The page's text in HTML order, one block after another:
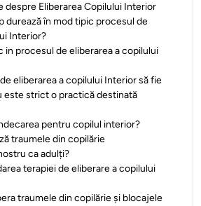
Eliberarea Copilului Interior
durează în mod tipic procesul de
Interior?
in procesul de eliberarea a copilului
eliberarea a copilului Interior să fie
este strict o practică destinată
pentru copilul interior?
traumele din copilărie
ca adulți?
terapiei de eliberare a copilului
traumele din copilărie și blocajele